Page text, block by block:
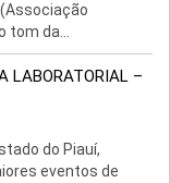
da...
LABORATORIAL –
do Piauí,
eventos de